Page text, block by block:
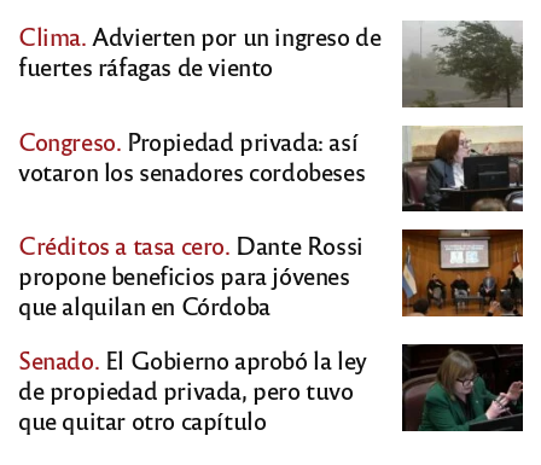
Clima. Advierten por un ingreso de
fuertes ráfagas de viento
Congreso. Propiedad privada: así
votaron los senadores cordobeses
Créditos a tasa cero. Dante Rossi
propone beneficios para jóvenes
que alquilan en Córdoba
Senado. El Gobierno aprobó la ley
de propiedad privada, pero tuvo
que quitar otro capítulo